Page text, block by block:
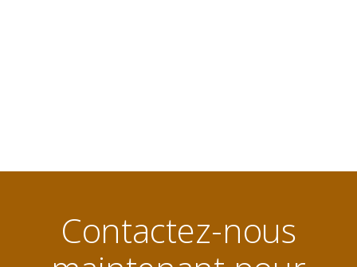
Contactez-nous